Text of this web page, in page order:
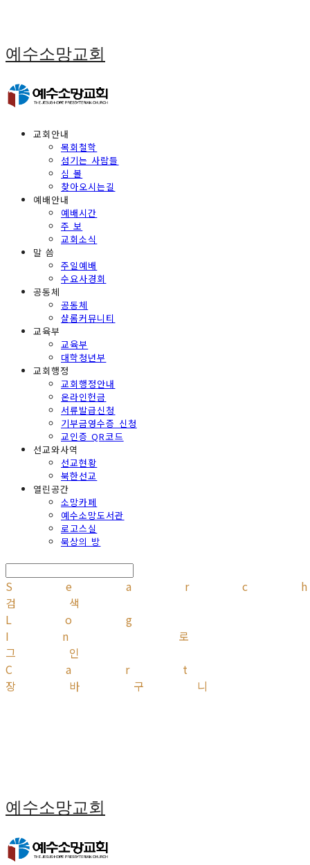
예수소망교회
교회안내
목회철학
섬기는 사람들
심 볼
찾아오시는길
예배안내
예배시간
주 보
교회소식
말 씀
주일예배
수요사경회
공동체
공동체
샬롬커뮤니티
교육부
교육부
대학청년부
교회행정
교회행정안내
온라인헌금
서류발급신청
기부금영수증 신청
교인증 QR코드
선교와사역
선교현황
북한선교
열린공간
소망카페
예수소망도서관
로고스실
묵상의 방
검색
Log
In
로
그인
Cart
장바구니
예수소망교회